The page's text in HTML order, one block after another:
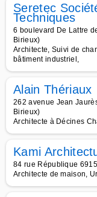
Seretec
Techniques
6 boulevard De Lattre
Birieux)
Architecte, Suivi de
bâtiment industriel,
Alain Thériaux
262 avenue Jean
Birieux)
Architecte à Décines
Kami
84 rue République
Architecte de maison,